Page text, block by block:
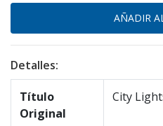
Detalles:
Título
Original
City